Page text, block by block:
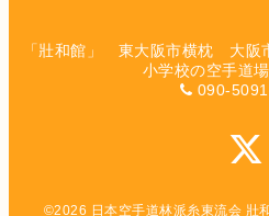
「壯和館」 東大阪市横枕 大阪
小学校の空手道
090-
©2026 日本空手道林派糸東流会 壯